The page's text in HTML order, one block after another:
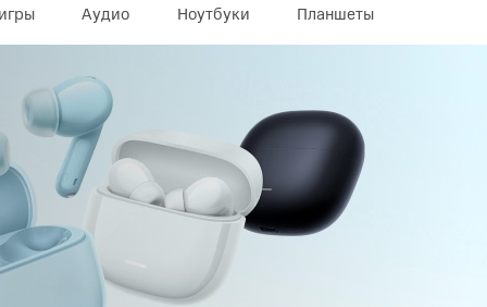
HUAWEI Pura
HUAWEI Nova
HONOR 600
HONOR Magic
HONOR X
Аудио Ноутбуки Планшеты